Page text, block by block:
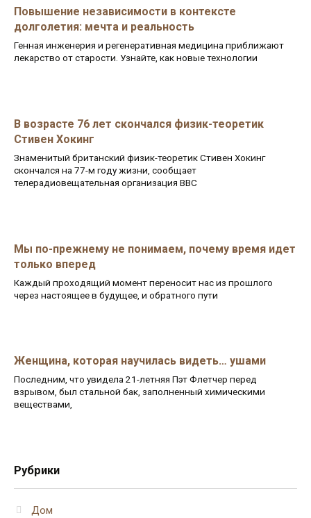
Повышение независимости в контексте
долголетия: мечта и реальность
Генная инженерия и регенеративная медицина приближают
лекарство от старости. Узнайте, как новые технологии
В возрасте 76 лет скончался физик-теоретик
Стивен Хокинг
Знаменитый британский физик-теоретик Стивен Хокинг
скончался на 77-м году жизни, сообщает
телерадиовещательная организация BBC
Мы по-прежнему не понимаем, почему время идет
только вперед
Каждый проходящий момент переносит нас из прошлого
через настоящее в будущее, и обратного пути
Женщина, которая научилась видеть… ушами
Последним, что увидела 21-летняя Пэт Флетчер перед
взрывом, был стальной бак, заполненный химическими
веществами,
Рубрики
Дом